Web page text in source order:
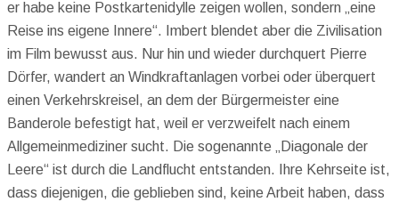
er habe keine Postkartenidylle zeigen wollen, sondern „eine
Reise ins eigene Innere“. Imbert blendet aber die Zivilisation
im Film bewusst aus. Nur hin und wieder durchquert Pierre
Dörfer, wandert an Windkraftanlagen vorbei oder überquert
einen Verkehrskreisel, an dem der Bürgermeister eine
Banderole befestigt hat, weil er verzweifelt nach einem
Allgemeinmediziner sucht. Die sogenannte „Diagonale der
Leere“ ist durch die Landflucht entstanden. Ihre Kehrseite ist,
dass diejenigen, die geblieben sind, keine Arbeit haben, dass